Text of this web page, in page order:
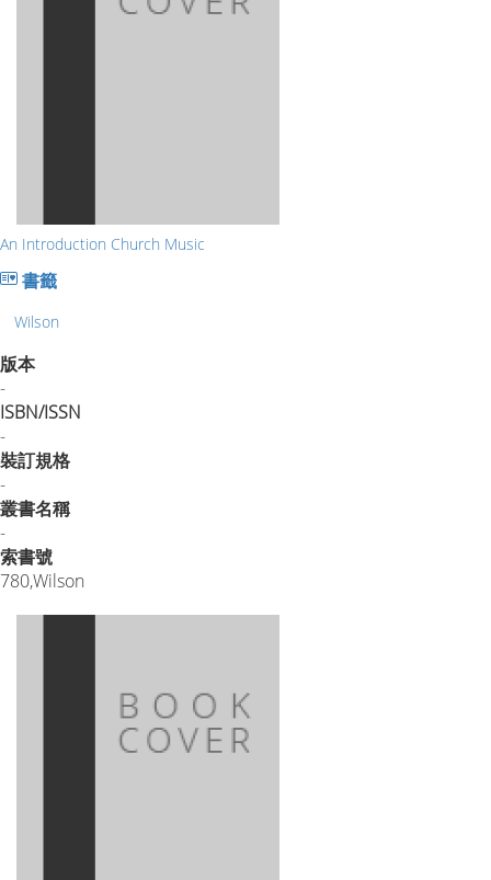
An Introduction Church Music
書籤
Wilson
版本
-
ISBN/ISSN
-
裝訂規格
-
叢書名稱
-
索書號
780,Wilson